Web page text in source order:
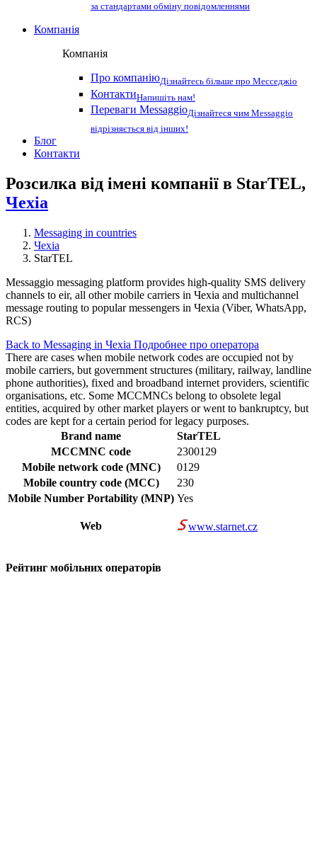
за стандартами обміну повідомленнями
Компанія
Компанія
Про компаніюДізнайтесь більше про Месседжіо
КонтактиНапишіть нам!
Переваги MessaggioДізнайтеся чим Messaggio
відрізняється від інших!
Блог
Контакти
Розсилка від імені компанії в StarTEL,
Чехіа
Messaging in countries
Чехіа
StarTEL
Messaggio messaging platform provides high-quality SMS delivery
channels to eir, all other mobile carriers in Чехіа and multichannel
message routing to popular messengers in Чехіа (Viber, WhatsApp,
RCS)
Back to Messaging in Чехіа Подробнее про оператора
There are cases when mobile network codes are occupied not by
mobile carriers, but government structures (military, railway, landline
phone authorities), fixed and broadband internet providers, scientific
organisations, etc. Some MCCMNCs belong to obsolete legal
entities, acquired by other market players or went to bankruptcy, but
codes are kept for a certain period for legacy purposes.
Brand name
StarTEL
MCCMNC code
2300129
Mobile network code (MNC)
0129
Mobile country code (MCC)
230
Mobile Number Portability (MNP) Yes
Web www.starnet.cz
Рейтинг мобільних операторів